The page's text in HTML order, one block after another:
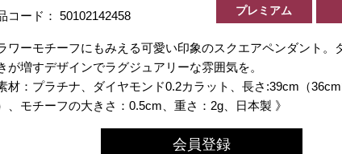
コード： 50102142458 プレミアム
ワーモチーフにもみえる可愛い印象のスクエアペンダント。
が増すデザインでラグジュアリーな雰囲気を。
材：プラチナ、ダイヤモンド0.2カラット、長さ:39cm（
、モチーフの大きさ：0.5cm、重さ：2g、日本製 》
会員登録